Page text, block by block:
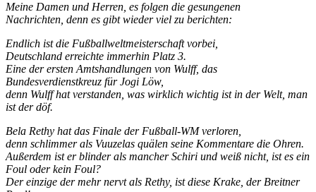
Meine Damen und Herren, es folgen die gesungenen
Nachrichten, denn es gibt wieder viel zu berichten:
Endlich ist die Fußballweltmeisterschaft vorbei,
Deutschland erreichte immerhin Platz 3.
Eine der ersten Amtshandlungen von Wulff, das
Bundesverdienstkreuz für Jogi Löw,
denn Wulff hat verstanden, was wirklich wichtig ist in der Welt, man
ist der döf.
Bela Rethy hat das Finale der Fußball-WM verloren,
denn schlimmer als Vuuzelas quälen seine Kommentare die Ohren.
Außerdem ist er blinder als mancher Schiri und weiß nicht, ist es ein
Foul oder kein Foul?
Der einzige der mehr nervt als Rethy, ist diese Krake, der Breitner